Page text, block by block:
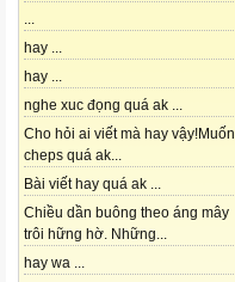
...
hay ...
hay ...
nghe xuc đọng quá ak ...
Cho hỏi ai viết mà hay vậy!Muốn
cheps quá ak...
Bài viết hay quá ak ...
Chiều dần buông theo áng mây
trôi hững hờ. Những...
hay wa ...